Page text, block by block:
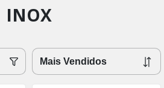
INOX